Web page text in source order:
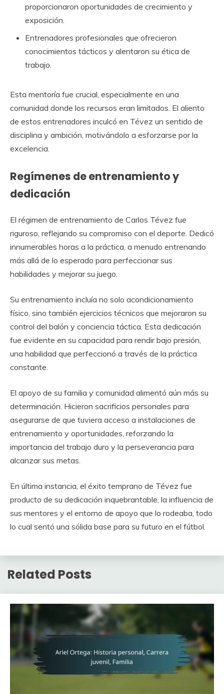
proporcionaron oportunidades de crecimiento y
exposición.
Entrenadores profesionales que ofrecieron
conocimientos tácticos y alentaron su ética de
trabajo.
Esta mentoría fue crucial, especialmente en una
comunidad donde los recursos eran limitados. El aliento
de estos entrenadores inculcó en Tévez un sentido de
disciplina y ambición, motivándolo a esforzarse por la
excelencia.
Regímenes de entrenamiento y
dedicación
El régimen de entrenamiento de Carlos Tévez fue
riguroso, reflejando su compromiso con el deporte. Dedicó
innumerables horas a la práctica, a menudo entrenando
más allá de lo esperado para perfeccionar sus
habilidades y mejorar su juego.
Su entrenamiento incluía no solo acondicionamiento
físico, sino también ejercicios técnicos que mejoraron su
control del balón y conciencia táctica. Esta dedicación
fue evidente en su capacidad para rendir bajo presión,
una habilidad que perfeccionó a través de la práctica
constante.
El apoyo de su familia y comunidad alimentó aún más su
determinación. Hicieron sacrificios personales para
asegurarse de que tuviera acceso a instalaciones de
entrenamiento y oportunidades, reforzando la
importancia del trabajo duro y la perseverancia para
alcanzar sus metas.
En última instancia, el éxito temprano de Tévez fue
producto de su dedicación inquebrantable, la influencia de
sus mentores y el entorno de apoyo que lo rodeaba, todo
lo cual sentó una sólida base para su futuro en el fútbol.
Related Posts